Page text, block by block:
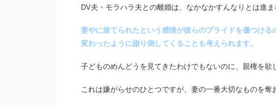
DV夫・モラハラ夫との離婚は、なかなかすんなりとは進ま
妻やに捨てられたという感情が彼らのプライドを傷つけ
変わったように謝り倒してくることも考えられます。
子どものめんどうを見てきたわけでもないのに、親権を欲
これは嫌がらせのひとつですが、妻の一番大切なものを奪